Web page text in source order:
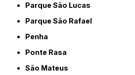
Parque São Lucas
Parque São Rafael
Penha
Ponte Rasa
São Mateus